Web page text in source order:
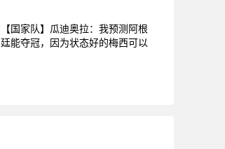
【国家队】瓜迪奥拉：我预测阿根
廷能夺冠，因为状态好的梅西可以